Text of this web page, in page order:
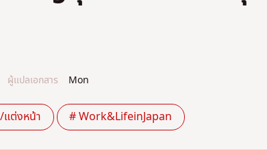
ผู้แปลเอกสาร Mon
แต่งหน้า # Work&LifeinJapan